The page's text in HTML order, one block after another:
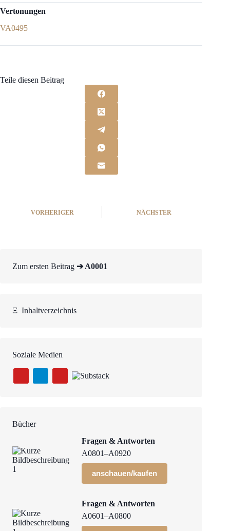
Vertonungen
VA0495
Teile diesen Beitrag
VORHERIGER NÄCHSTER
Zum ersten Beitrag ➔ A0001
Ξ Inhaltverzeichnis
Soziale Medien
Bücher
Fragen & Antworten
A0801–A0920
anschauen/kaufen
Fragen & Antworten
A0601–A0800